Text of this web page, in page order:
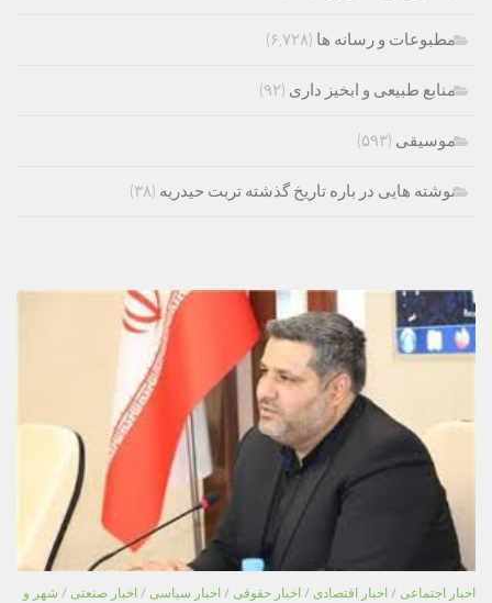
مطبوعات و رسانه ها (۶,۷۲۸)
منابع طبیعی و ابخیز داری (۹۲)
موسیقی (۵۹۳)
نوشته هایی در باره تاریخ گذشته تربت حیدریه (۳۸)
اخبار اجتماعی / اخبار اقتصادی / اخبار حقوقی / اخبار سیاسی / اخبار صنعتی / شهر و